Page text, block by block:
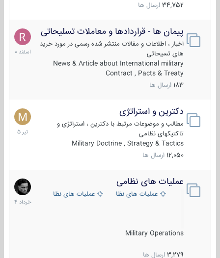
34,752 ارسال ها
پیمان ها - قراردادها و معاملات تسلیحاتی
اخبار ، اطلاعات و مقالات منتشر شده رسمی در مورد خرید
های تسیحاتی
News & Article about International military
Contract , Pacts & Treaty
183 ارسال ها
7
اسفند
1400
دکترین و استراتژی
مطالب و موضوعات مرتبط با دکترین ، استراتژی و
تاکتیکهای نظامی
Military Doctrine , Strategy & Tactics
12,050 ارسال ها
27
تیر
1405
عملیات های نظامی
عملیات های نظامی ایرانعملیات های نظامی خارجی
Military Operations
3,279 ارسال ها
5
خرداد
1404